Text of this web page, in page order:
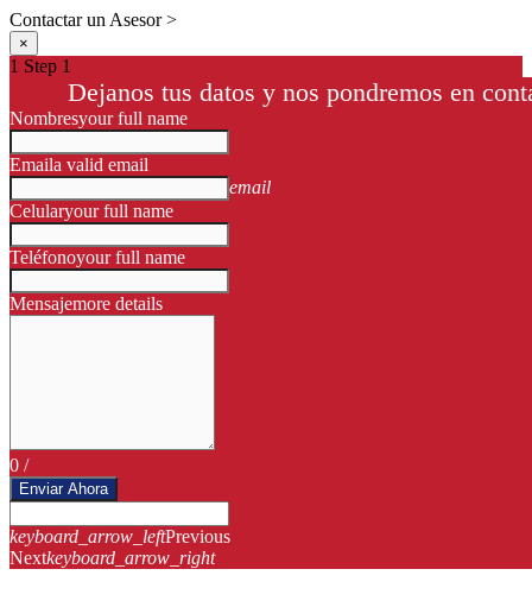
Contactar un Asesor >
×
1 Step 1
Dejanos tus datos y nos pondremos en
Nombresyour full name
Emaila valid email
email
Celularyour full name
Teléfonoyour full name
Mensajemore details
0 /
Enviar Ahora
keyboard_arrow_leftPrevious
Nextkeyboard_arrow_right